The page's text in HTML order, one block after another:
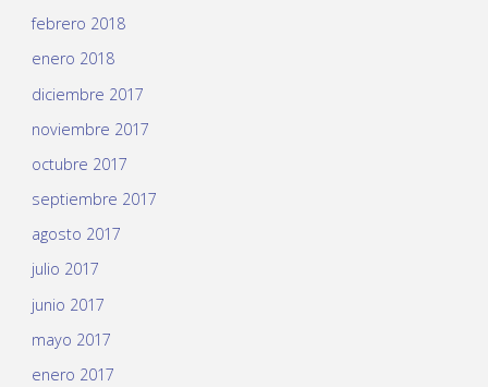
febrero 2018
enero 2018
diciembre 2017
noviembre 2017
octubre 2017
septiembre 2017
agosto 2017
julio 2017
junio 2017
mayo 2017
enero 2017